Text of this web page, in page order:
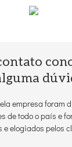
empresa foram
de todo o país e
e elogiados pelos